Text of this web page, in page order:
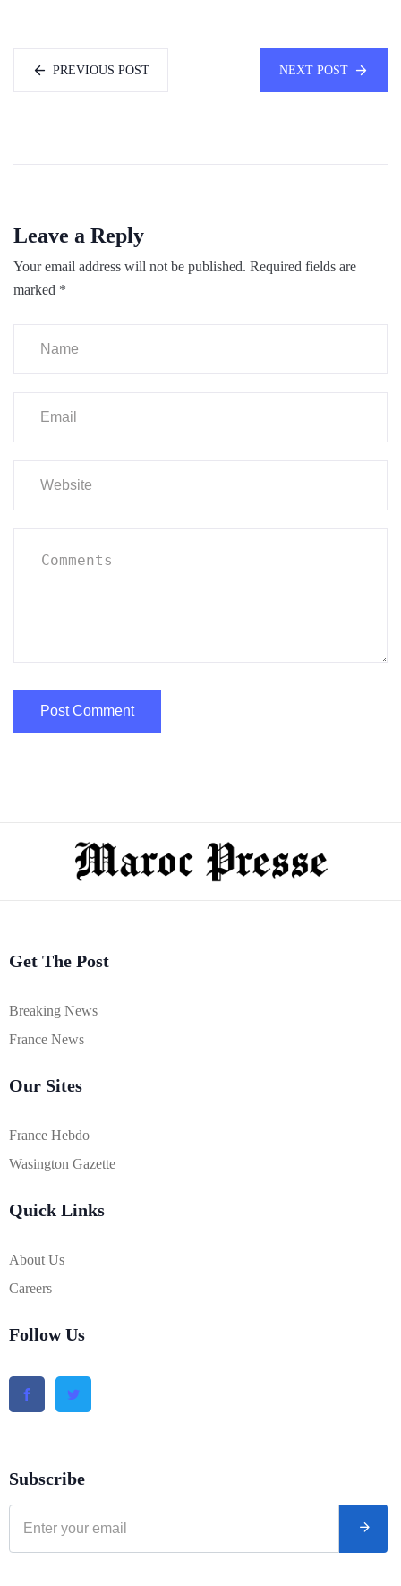
PREVIOUS POST NEXT POST
Leave a Reply
Your email address will not be published. Required fields are
marked *
Get The Post
Breaking News
France News
Our Sites
France Hebdo
Wasington Gazette
Quick Links
About Us
Careers
Follow Us
Subscribe